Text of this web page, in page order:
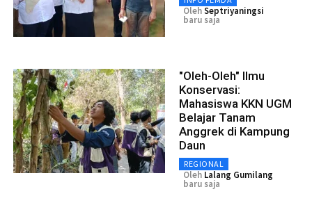
OlehSeptriyaningsi
baru saja
"Oleh-Oleh" Ilmu
Konservasi:
Mahasiswa KKN UGM
Belajar Tanam
Anggrek di Kampung
Daun
REGIONAL
Oleh Lalang Gumilang
baru saja